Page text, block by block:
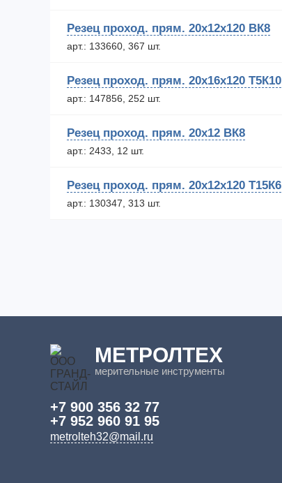
Резец проход. прям. 20х12х120 ВК8
арт.: 133660, 367 шт.
Резец проход. прям. 20х16х120 Т5К10
арт.: 147856, 252 шт.
Резец проход. прям. 20х12 ВК8
арт.: 2433, 12 шт.
Резец проход. прям. 20х12х120 Т15К6
арт.: 130347, 313 шт.
МЕТРОЛТЕХ
мерительные инструменты
+7 900 356 32 77
+7 952 960 91 95
metrolteh32@mail.ru